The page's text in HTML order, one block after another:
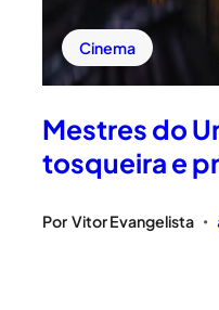
Cinema
Mestres do
tosqueira e
Por Vitor Evangelista •